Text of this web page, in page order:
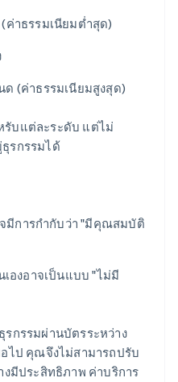
าธรรมเนียมต่ำสุด)
(ค่าธรรมเนียมสูงสุด)
รับแต่ละระดับ แต่ไม่
รกรรมได้
มีการกำกับว่า "มีคุณสมบัติ
องอาจเป็นแบบ "ไม่มี
กรรมผ่านบัตรระหว่าง
ไป คุณจึงไม่สามารถปรับ
งมีประสิทธิภาพ ค่าบริการ